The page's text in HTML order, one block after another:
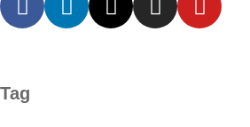
Tag